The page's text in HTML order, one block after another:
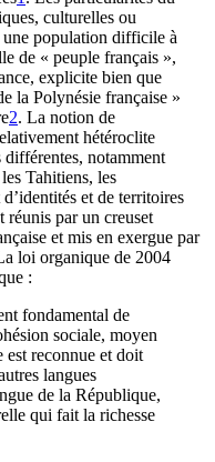
culturelles ou
une population difficile à
de « peuple français »,
explicite bien que
la Polynésie française »
2. La notion de
hétéroclite
différentes, notamment
Tahitiens, les
et de territoires
réunis par un creuset
et mis en exergue par
loi organique de 2004
:
fondamental de
sociale, moyen
reconnue et doit
langues
de la République,
qui fait la richesse